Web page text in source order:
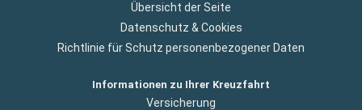
Übersicht der Seite
Datenschutz & Cookies
Richtlinie für Schutz personenbezogener Daten
Informationen zu Ihrer Kreuzfahrt
Versicherung